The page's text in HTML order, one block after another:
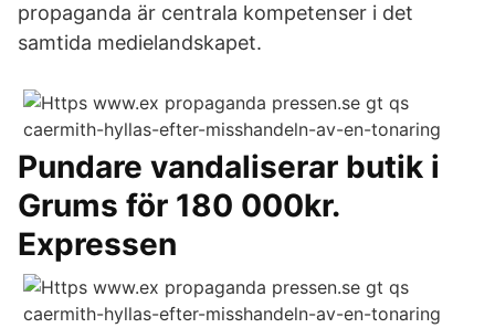
propaganda är centrala kompetenser i det
samtida medielandskapet.
Pundare vandaliserar butik i
Grums för 180 000kr.
Expressen